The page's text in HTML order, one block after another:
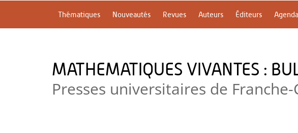
Thématiques Nouveautés Revues Auteurs Éditeurs Agenda
MATHEMATIQUES VIVANTES :
Presses universitaires de